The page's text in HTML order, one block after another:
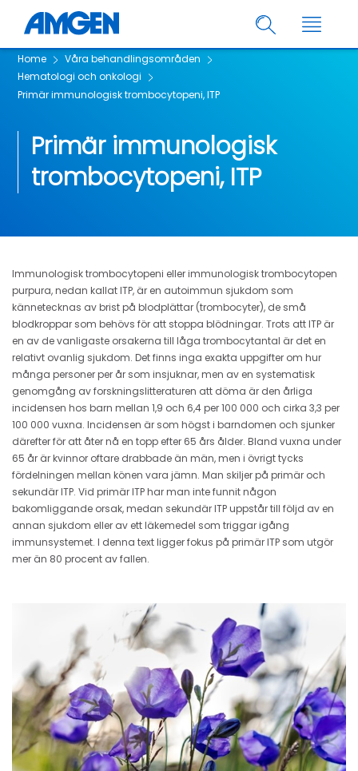
Home
Våra behandlingsområden
Hematologi och onkologi
Primär immunologisk trombocytopeni, ITP
Primär immunologisk
trombocytopeni, ITP
Immunologisk trombocytopeni eller immunologisk trombocytopen
purpura, nedan kallat ITP, är en autoimmun sjukdom som
kännetecknas av brist på blodplättar (trombocyter), de små
blodkroppar som behövs för att stoppa blödningar. Trots att ITP är
en av de vanligaste orsakerna till låga trombocytantal är det en
relativt ovanlig sjukdom. Det finns inga exakta uppgifter om hur
många personer per år som insjuknar, men av en systematisk
genomgång av forskningslitteraturen att döma är den årliga
incidensen hos barn mellan 1,9 och 6,4 per 100 000 och cirka 3,3 per
100 000 vuxna. Incidensen är som högst i barndomen och sjunker
därefter för att åter nå en topp efter 65 års ålder. Bland vuxna under
65 år är kvinnor oftare drabbade än män, men i övrigt tycks
fördelningen mellan könen vara jämn. Man skiljer på primär och
sekundär ITP. Vid primär ITP har man inte funnit någon
bakomliggande orsak, medan sekundär ITP uppstår till följd av en
annan sjukdom eller av ett läkemedel som triggar igång
immunsystemet. I denna text ligger fokus på primär ITP som utgör
mer än 80 procent av fallen.